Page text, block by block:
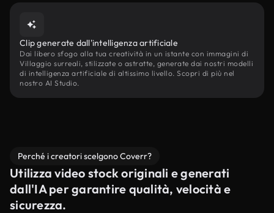
Clip generate dall'intelligenza artificiale
Dai libero sfogo alla tua creatività in un istante con immagini di
Villaggio surreali, stilizzate o astratte, generate dai nostri modelli
di intelligenza artificiale di altissimo livello. Scopri di più nel
nostro AI Studio.
Perché i creatori scelgono Coverr?
Utilizza video stock originali e generati
dall'IA per garantire qualità, velocità e
sicurezza.